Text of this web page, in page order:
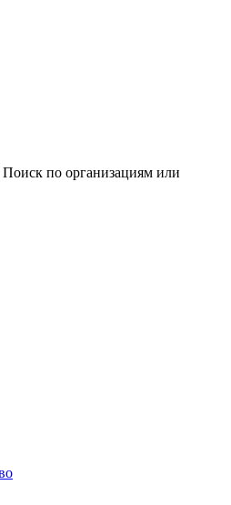
Поиск по организациям или